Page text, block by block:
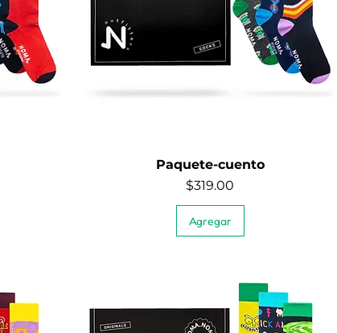
Vista rápida
Paquete-cuento
Precio
$319.00
Agregar